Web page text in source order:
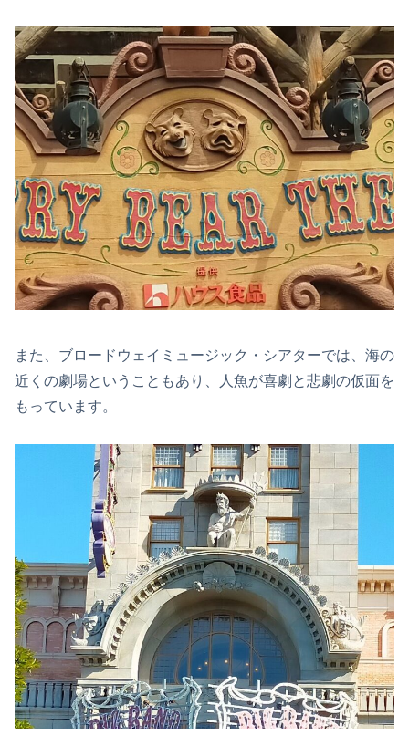
また、ブロードウェイミュージック・シアターでは、海の
近くの劇場ということもあり、人魚が喜劇と悲劇の仮面を
もっています。